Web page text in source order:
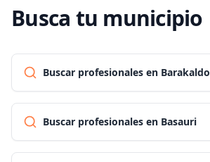
Busca tu municipio
Buscar profesionales en Barakaldo
Buscar profesionales en Basauri